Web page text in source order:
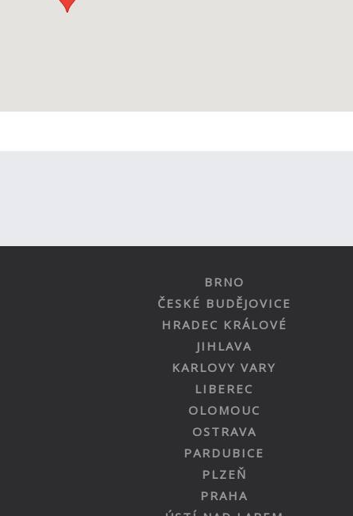
BRNO
ČESKÉ BUDĚJOVICE
HRADEC KRÁLOVÉ
JIHLAVA
KARLOVY VARY
LIBEREC
OLOMOUC
OSTRAVA
PARDUBICE
PLZEŇ
PRAHA